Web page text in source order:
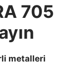
705
metalleri